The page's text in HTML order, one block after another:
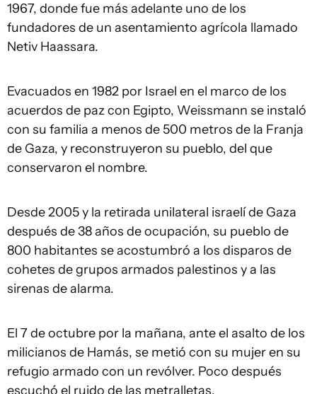
1967, donde fue más adelante uno de los
fundadores de un asentamiento agrícola llamado
Netiv Haassara.
Evacuados en 1982 por Israel en el marco de los
acuerdos de paz con Egipto, Weissmann se instaló
con su familia a menos de 500 metros de la Franja
de Gaza, y reconstruyeron su pueblo, del que
conservaron el nombre.
Desde 2005 y la retirada unilateral israelí de Gaza
después de 38 años de ocupación, su pueblo de
800 habitantes se acostumbró a los disparos de
cohetes de grupos armados palestinos y a las
sirenas de alarma.
El 7 de octubre por la mañana, ante el asalto de los
milicianos de Hamás, se metió con su mujer en su
refugio armado con un revólver. Poco después
escuchó el ruido de las metralletas.